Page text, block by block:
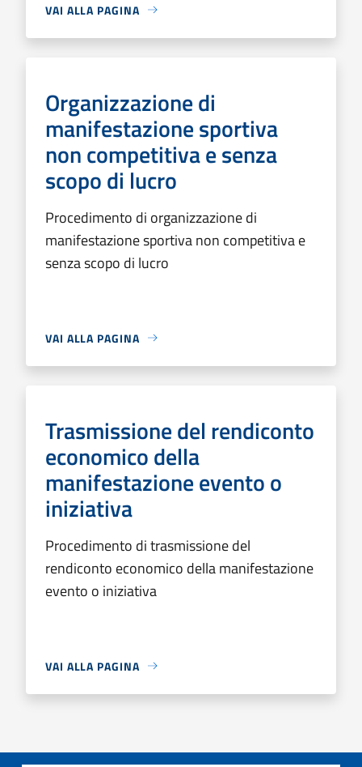
VAI ALLA PAGINA
Organizzazione di
manifestazione sportiva
non competitiva e senza
scopo di lucro
Procedimento di organizzazione di
manifestazione sportiva non competitiva e
senza scopo di lucro
VAI ALLA PAGINA
Trasmissione del rendiconto
economico della
manifestazione evento o
iniziativa
Procedimento di trasmissione del
rendiconto economico della manifestazione
evento o iniziativa
VAI ALLA PAGINA